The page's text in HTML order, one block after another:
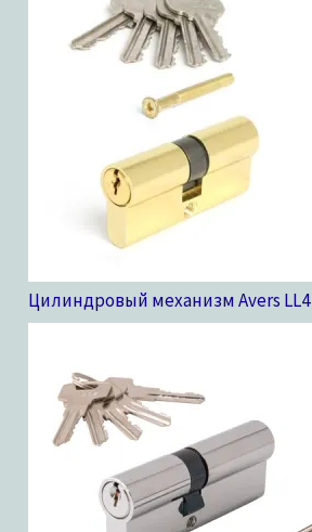
Цилиндровый механизм Avers LL4